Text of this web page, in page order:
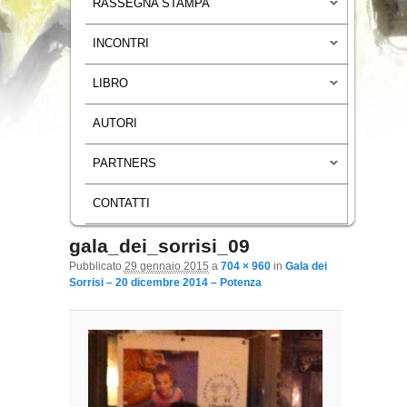
RASSEGNA STAMPA
INCONTRI
LIBRO
AUTORI
PARTNERS
CONTATTI
Navigazione immagini
gala_dei_sorrisi_09
Pubblicato 29 gennaio 2015 a 704 × 960in Gala dei
Sorrisi – 20 dicembre 2014 – Potenza